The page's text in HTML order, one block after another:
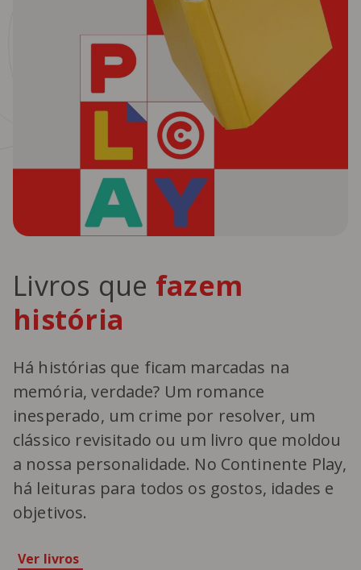
Livros que fazem
história
Há histórias que ficam marcadas na
memória, verdade? Um romance
inesperado, um crime por resolver, um
clássico revisitado ou um livro que moldou
a nossa personalidade. No Continente Play,
há leituras para todos os gostos, idades e
objetivos.
Ver livros